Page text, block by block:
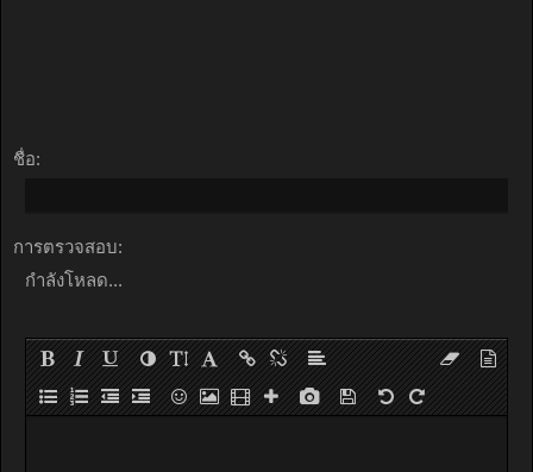
ชื่อ:
การตรวจสอบ:
กำลังโหลด...